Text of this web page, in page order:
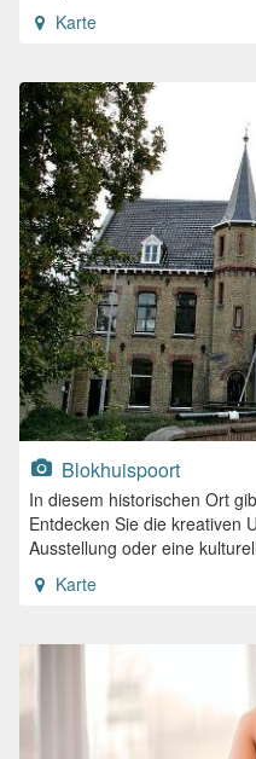
Karte
Blokhuispoort
In diesem historischen Ort
Entdecken Sie die kreativen
Ausstellung oder eine
Karte